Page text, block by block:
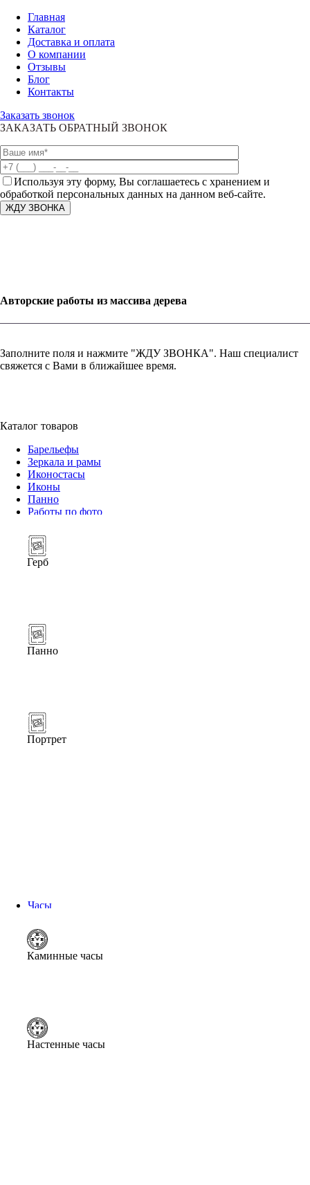
Главная
Каталог
Доставка и оплата
О компании
Отзывы
Блог
Контакты
Заказать звонок
ЗАКАЗАТЬ ОБРАТНЫЙ ЗВОНОК
Используя эту форму, Вы соглашаетесь с хранением и
обработкой персональных данных на данном веб-сайте.
Авторские работы из массива дерева
Заполните поля и нажмите "ЖДУ ЗВОНКА". Наш специалист
свяжется с Вами в ближайшее время.
Каталог товаров
Барельефы
Зеркала и рамы
Иконостасы
Иконы
Панно
Работы по фото
Герб
Панно
Портрет
Часы
Каминные часы
Настенные часы